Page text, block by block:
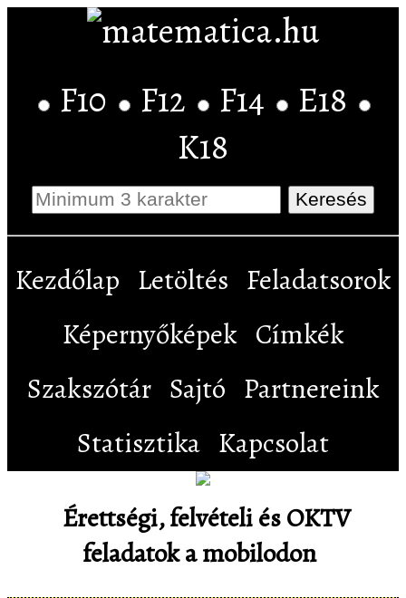
F10 F12 F14
E18
K18
Kezdőlap Letöltés Feladatsorok
Képernyőképek Címkék
Szakszótár Sajtó Partnereink
Statisztika Kapcsolat
Érettségi, felvételi és OKTV
feladatok a mobilodon